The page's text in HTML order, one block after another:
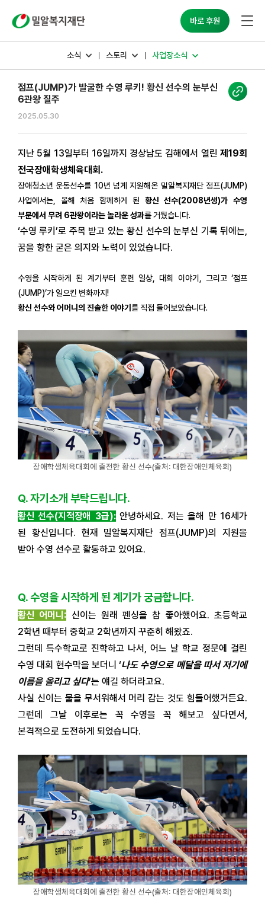
바로 후원
소식 스토리 사업장소식
점프(JUMP)가 발굴한 수영 루키! 황신 선수의 눈부신
6관왕 질주
2025.05.30
지난 5월 13일부터 16일까지 경상남도 김해에서 열린 제19회
전국장애학생체육대회.
장애청소년 운동선수를 10년 넘게 지원해온 밀알복지재단 점프(JUMP)
사업에서는, 올해 처음 함께하게 된 황신 선수(2008년생)가 수영
부문에서 무려 6관왕이라는 놀라운 성과를 거뒀습니다.
‘수영 루키’로 주목 받고 있는 황신 선수의 눈부신 기록 뒤에는,
꿈을 향한 굳은 의지와 노력이 있었습니다.
수영을 시작하게 된 계기부터 훈련 일상, 대회 이야기, 그리고 ‘점프
(JUMP)’가 일으킨 변화까지!
황신 선수와 어머니의 진솔한 이야기 를 직접 들어보았습니다.
장애학생체육대회에 출전한 황신 선수(출처: 대한장애인체육회)
Q. 자기소개 부탁드립니다.
황신 선수(지적장애 3급):안녕하세요. 저는 올해 만 16세가
된 황신입니다. 현재 밀알복지재단 점프(JUMP)의 지원을
받아 수영 선수로 활동하고 있어요.
Q. 수영을 시작하게 된 계기가 궁금합니다.
황신 어머니: 신이는 원래 펜싱을 참 좋아했어요. 초등학교
2학년 때부터 중학교 2학년까지 꾸준히 해왔죠.
그런데 특수학교로 진학하고 나서, 어느 날 학교 정문에 걸린
수영 대회 현수막을 보더니 ‘나도 수영으로 메달을 따서 저기에
이름을 올리고 싶다’는 얘길 하더라고요.
사실 신이는 물을 무서워해서 머리 감는 것도 힘들어했거든요.
그런데 그날 이후로는 꼭 수영을 꼭 해보고 싶다면서,
본격적으로 도전하게 되었습니다.
장애학생체육대회에 출전한 황신 선수(출처: 대한장애인체육회)